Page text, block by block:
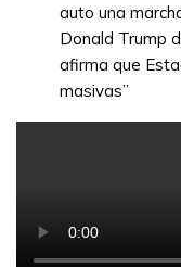
auto una
Donald Trump
afirma que
masivas”